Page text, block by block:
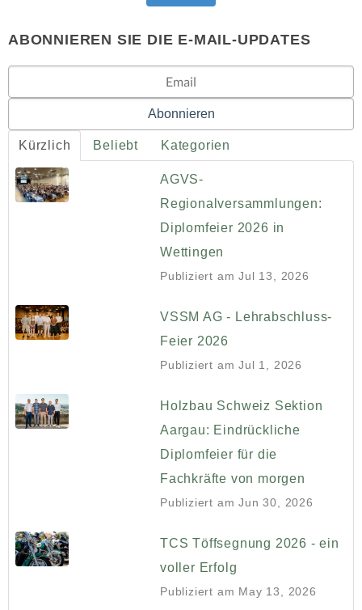
ABONNIEREN SIE DIE E-MAIL-UPDATES
Kürzlich Beliebt Kategorien
AGVS-
Regionalversammlungen:
Diplomfeier 2026 in
Wettingen
Publiziert am Jul 13, 2026
VSSM AG - Lehrabschluss-
Feier 2026
Publiziert am Jul 1, 2026
Holzbau Schweiz Sektion
Aargau: Eindrückliche
Diplomfeier für die
Fachkräfte von morgen
Publiziert am Jun 30, 2026
TCS Töffsegnung 2026 - ein
voller Erfolg
Publiziert am May 13, 2026